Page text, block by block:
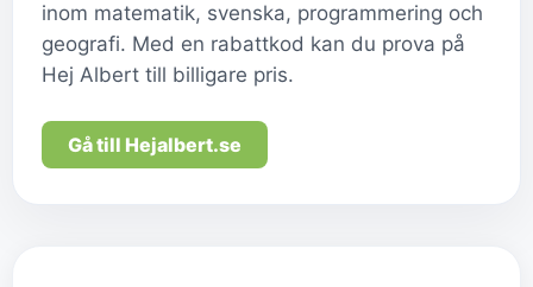
inom matematik, svenska, programmering och
geografi. Med en rabattkod kan du prova på
Hej Albert till billigare pris.
Gå till Hejalbert.se